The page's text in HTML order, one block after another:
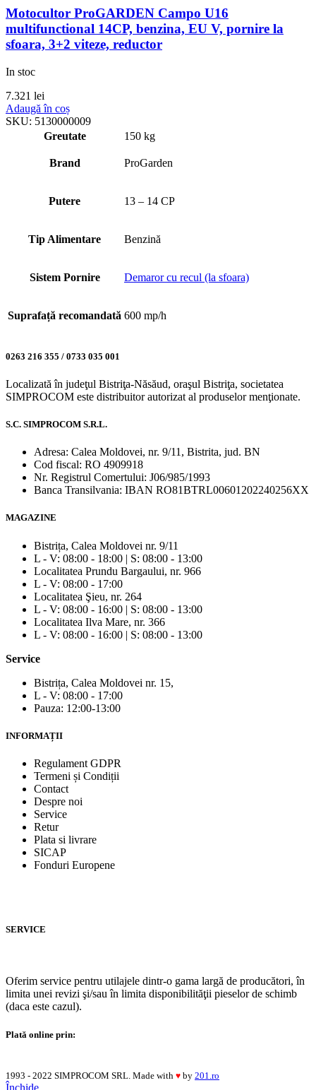
Motocultor ProGARDEN Campo U16
multifunctional 14CP, benzina, EU V, pornire la
sfoara, 3+2 viteze, reductor
In stoc
7.321 lei
Adaugă în coș
SKU: 5130000009
Greutate
150 kg
Brand ProGarden
Putere 13 – 14 CP
Tip Alimentare Benzină
Sistem Pornire Demaror cu recul (la sfoara)
Suprafață recomandată 600 mp/h
0263 216 355 / 0733 035 001
Localizată în judeţul Bistriţa-Năsăud, oraşul Bistriţa, societatea
SIMPROCOM este distribuitor autorizat al produselor menţionate.
S.C. SIMPROCOM S.R.L.
Adresa: Calea Moldovei, nr. 9/11, Bistrita, jud. BN
Cod fiscal: RO 4909918
Nr. Registrul Comertului: J06/985/1993
Banca Transilvania: IBAN RO81BTRL00601202240256XX
MAGAZINE
Bistrița, Calea Moldovei nr. 9/11
L - V: 08:00 - 18:00 | S: 08:00 - 13:00
Localitatea Prundu Bargaului, nr. 966
L - V: 08:00 - 17:00
Localitatea Şieu, nr. 264
L - V: 08:00 - 16:00 | S: 08:00 - 13:00
Localitatea Ilva Mare, nr. 366
L - V: 08:00 - 16:00 | S: 08:00 - 13:00
Service
Bistrița, Calea Moldovei nr. 15,
L - V: 08:00 - 17:00
Pauza: 12:00-13:00
INFORMAȚII
Regulament GDPR
Termeni și Condiții
Contact
Despre noi
Service
Retur
Plata si livrare
SICAP
Fonduri Europene
SERVICE
Oferim service pentru utilajele dintr-o gama largă de producători, în
limita unei revizi şi/sau în limita disponibilităţii pieselor de schimb
(daca este cazul).
Plată online prin:
1993 - 2022 SIMPROCOM SRL. Made with ♥ by 201.ro
Închide